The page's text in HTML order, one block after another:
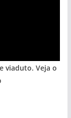
viaduto. Veja o